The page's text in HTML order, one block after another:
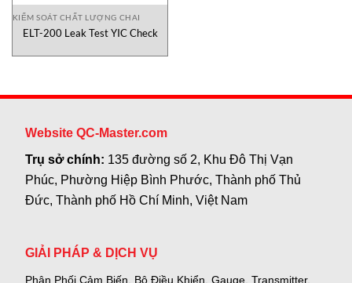
KIỂM SOÁT CHẤT LƯỢNG CHAI
ELT-200 Leak Test YIC Check
Website QC-Master.com
Trụ sở chính: 135 đường số 2, Khu Đô Thị Vạn
Phúc, Phường Hiệp Bình Phước, Thành phố Thủ
Đức, Thành phố Hồ Chí Minh, Việt Nam
GIẢI PHÁP & DỊCH VỤ
Phân Phối Cảm Biến, Bộ Điều Khiển, Gauge, Transmitter,